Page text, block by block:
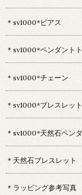
＊sv1000*ピアス
＊sv1000*ペンダント
＊sv1000*チェーン
＊sv1000*ブレスレッ
＊sv1000*天然石ペン
＊天然石ブレスレット
＊ラッピング参考写真